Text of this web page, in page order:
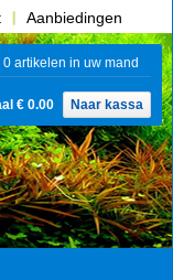
Aanbiedingen
0 artikelen in uw mand
€ 0.00 Naar kassa